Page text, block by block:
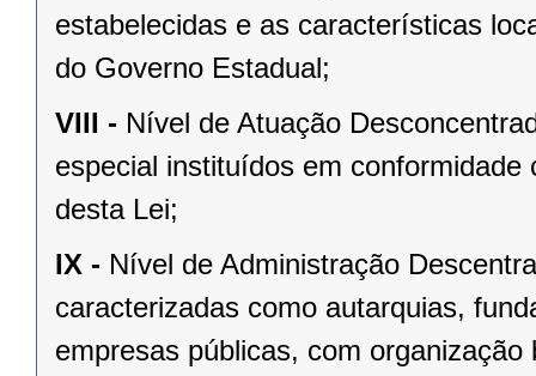
estabelecidas e as características
do Governo Estadual;
VIII - Nível de Atuação
especial instituídos em
desta Lei;
IX - Nível de Administração
caracterizadas como autarquias,
empresas públicas, com